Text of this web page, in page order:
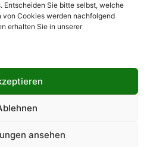
Entscheiden Sie bitte selbst, welche
von Cookies werden nachfolgend
erhalten Sie in unserer
ansehen
und Datenanalyse
(Voraussetzungen für)